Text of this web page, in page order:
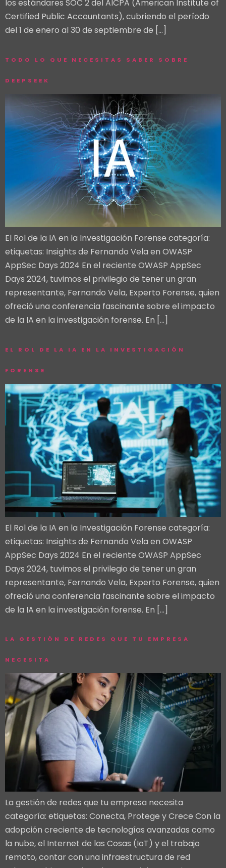
los estándares SOC 2 del AICPA (American Institute of
Certified Public Accountants), cubriendo el período
del 1 de enero al 30 de septiembre de […]
TODO LO QUE NECESITAS SABER SOBRE
DEEPSEEK
El Rol de la IA en la Investigación Forense categoría:
etiquetas: Insights de Fernando Vela en OWASP
AppSec Days 2024 En el reciente OWASP AppSec
Days 2024, tuvimos el privilegio de tener un gran
representante, Fernando Vela, Experto Forense, quien
ofreció una conferencia fascinante sobre el impacto
de la IA en la investigación forense. En […]
EL ROL DE LA IA EN LA INVESTIGACIÓN
FORENSE
El Rol de la IA en la Investigación Forense categoría:
etiquetas: Insights de Fernando Vela en OWASP
AppSec Days 2024 En el reciente OWASP AppSec
Days 2024, tuvimos el privilegio de tener un gran
representante, Fernando Vela, Experto Forense, quien
ofreció una conferencia fascinante sobre el impacto
de la IA en la investigación forense. En […]
LA GESTIÓN DE REDES QUE TU EMPRESA
NECESITA
La gestión de redes que tu empresa necesita
categoría: etiquetas: Conecta, Protege y Crece Con la
adopción creciente de tecnologías avanzadas como
la nube, el Internet de las Cosas (IoT) y el trabajo
remoto, contar con una infraestructura de red